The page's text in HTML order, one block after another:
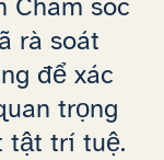
rà soát
để xác
trọng
tật trí tuệ.